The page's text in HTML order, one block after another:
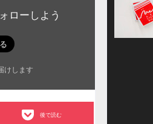
ローしよう
けします
後で読む